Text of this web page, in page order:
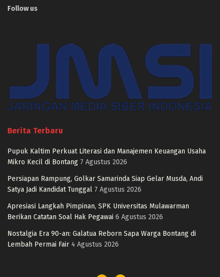
Follow us
Berita Terbaru
Pupuk Kaltim Perkuat Literasi dan Manajemen Keuangan Usaha
Mikro Kecil di Bontang 7 Agustus 2026
Persiapan Rampung, Golkar Samarinda Siap Gelar Musda, Andi
Satya Jadi Kandidat Tunggal 7 Agustus 2026
Apresiasi Langkah Pimpinan, SPK Universitas Mulawarman
Berikan Catatan Soal Hak Pegawai 6 Agustus 2026
Nostalgia Era 90-an: Galatua Reborn Sapa Warga Bontang di
Lembah Permai Fair 4 Agustus 2026